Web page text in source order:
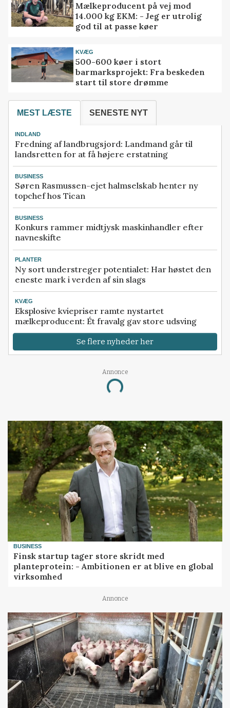
Mælkeproducent på vej mod
14.000 kg EKM: - Jeg er utrolig
god til at passe køer
KVÆG
500-600 køer i stort
barmarksprojekt: Fra beskeden
start til store drømme
MEST LÆSTE SENESTE NYT
INDLAND
Fredning af landbrugsjord: Landmand går til
landsretten for at få højere erstatning
BUSINESS
Søren Rasmussen-ejet halmselskab henter ny
topchef hos Tican
BUSINESS
Konkurs rammer midtjysk maskinhandler efter
navneskifte
PLANTER
Ny sort understreger potentialet: Har høstet den
eneste mark i verden af sin slags
KVÆG
Eksplosive kviepriser ramte nystartet
mælkeproducent: Ét fravalg gav store udsving
Se flere nyheder her
Annonce
Loading...
BUSINESS
Finsk startup tager store skridt med
planteprotein: - Ambitionen er at blive en global
virksomhed
Annonce